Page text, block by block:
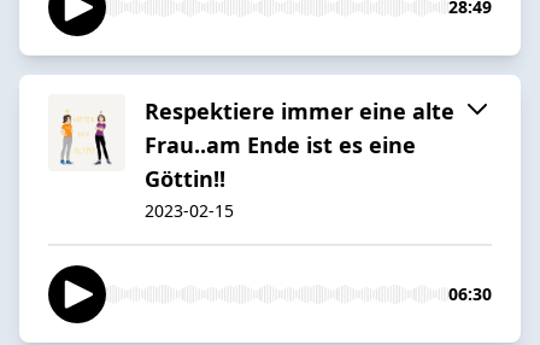
28:49
Respektiere immer eine alte
Frau..am Ende ist es eine
Göttin!!
2023-02-15
06:30